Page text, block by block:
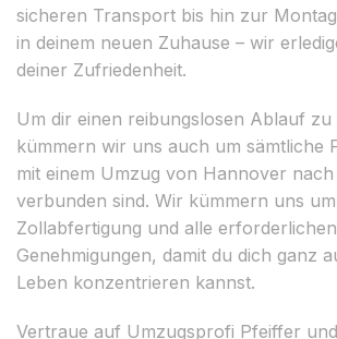
sicheren Transport bis hin zur
in deinem neuen Zuhause – wir
deiner Zufriedenheit.
Um dir einen reibungslosen Ablauf zu
kümmern wir uns auch um sämtliche
mit einem Umzug von Hannover nach
verbunden sind. Wir kümmern uns um
Zollabfertigung und alle erforderlichen
Genehmigungen, damit du dich ganz
Leben konzentrieren kannst.
Vertraue auf Umzugsprofi Pfeiffer